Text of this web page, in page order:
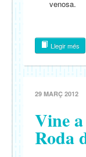
venosa.
Llegir més
29 MARÇ 2012
Vine
Roda